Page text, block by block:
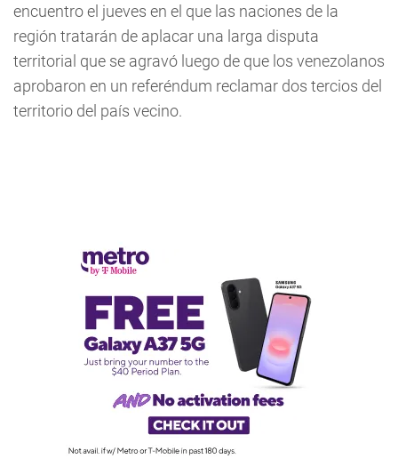
encuentro el jueves en el que las naciones de la
región tratarán de aplacar una larga disputa
territorial que se agravó luego de que los venezolanos
aprobaron en un referéndum reclamar dos tercios del
territorio del país vecino.